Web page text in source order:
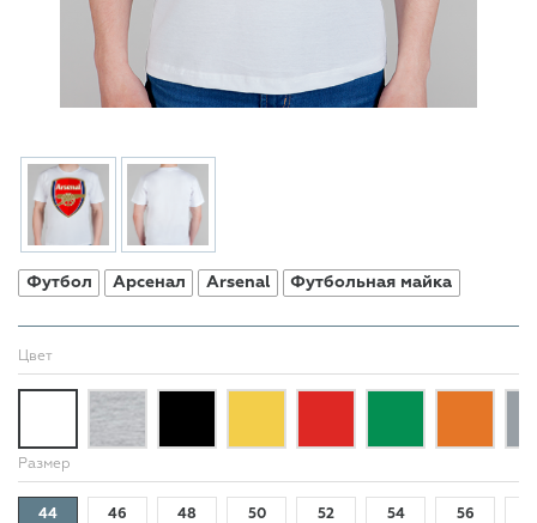
Футбол Арсенал Arsenal Футбольная майка
Цвет
Размер
44 46 48 50 52 54 56